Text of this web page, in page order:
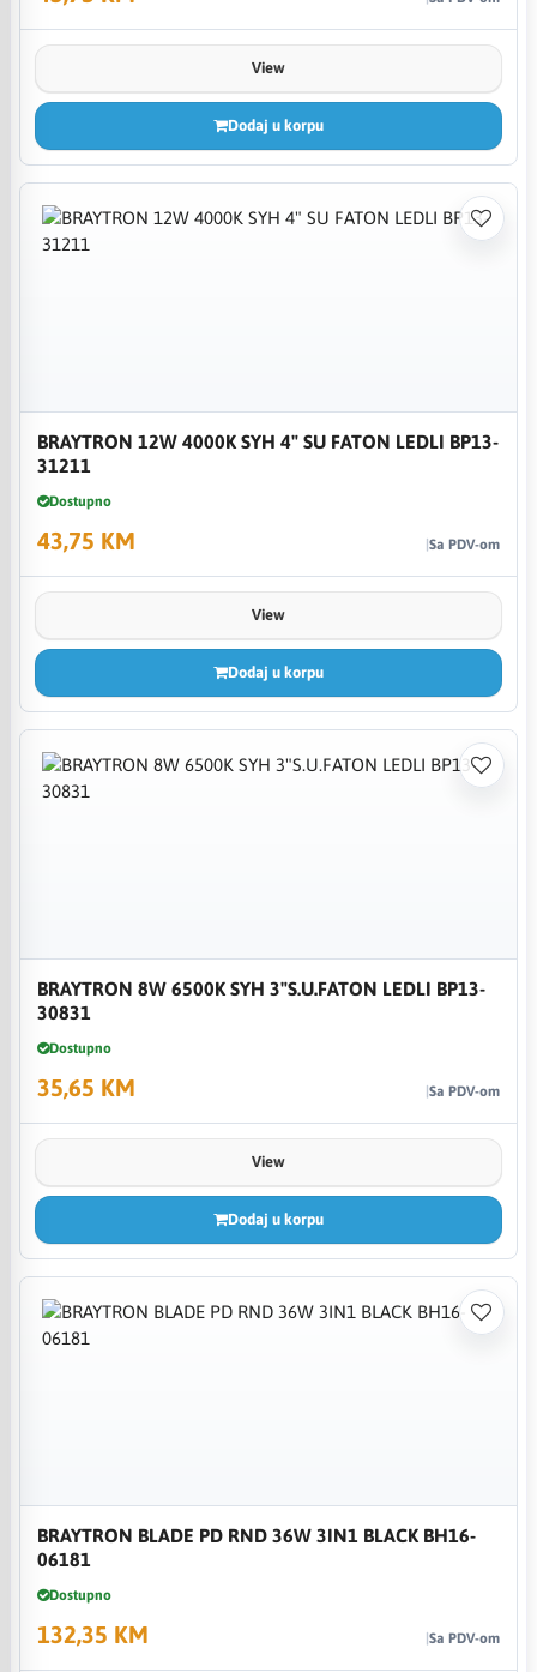
View
Dodaj u korpu
BRAYTRON 12W 4000K SYH 4" SU FATON LEDLI BP13-
31211
Dostupno
43,75 KM Sa PDV-om
View
Dodaj u korpu
BRAYTRON 8W 6500K SYH 3"S.U.FATON LEDLI BP13-
30831
Dostupno
35,65 KM Sa PDV-om
View
Dodaj u korpu
BRAYTRON BLADE PD RND 36W 3IN1 BLACK BH16-
06181
Dostupno
132,35 KM Sa PDV-om